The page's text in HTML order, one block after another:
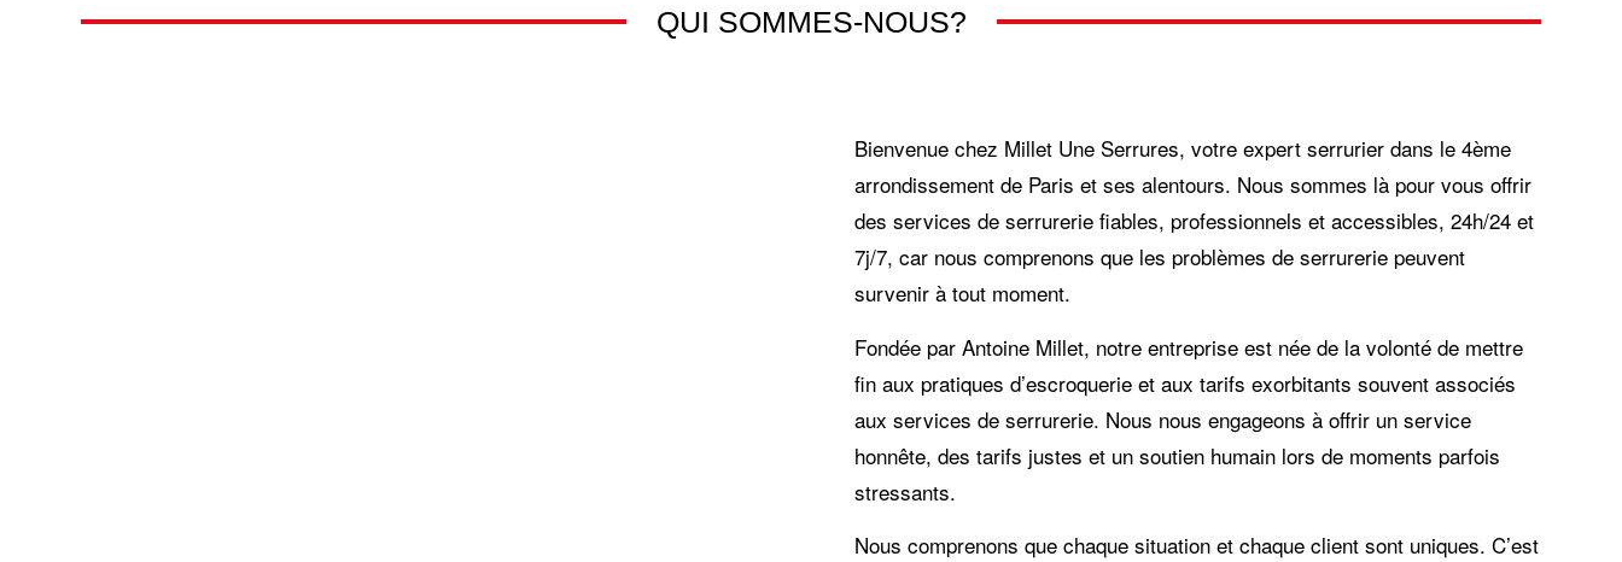
QUI SOMMES-NOUS?
Bienvenue chez Millet Une Serrures, votre expert serrurier dans le 4ème
arrondissement de Paris et ses alentours. Nous sommes là pour vous offrir
des services de serrurerie fiables, professionnels et accessibles, 24h/24 et
7j/7, car nous comprenons que les problèmes de serrurerie peuvent
survenir à tout moment.
Fondée par Antoine Millet, notre entreprise est née de la volonté de mettre
fin aux pratiques d’escroquerie et aux tarifs exorbitants souvent associés
aux services de serrurerie. Nous nous engageons à offrir un service
honnête, des tarifs justes et un soutien humain lors de moments parfois
stressants.
Nous comprenons que chaque situation et chaque client sont uniques. C’est